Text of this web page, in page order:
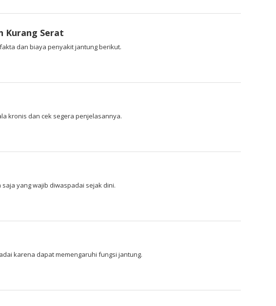
Kurang Serat
dan biaya penyakit jantung berikut.
kronis dan cek segera penjelasannya.
yang wajib diwaspadai sejak dini.
karena dapat memengaruhi fungsi jantung.